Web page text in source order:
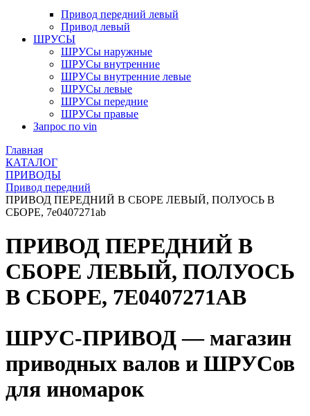
Привод передний левый
Привод левый
ШРУСЫ
ШРУСы наружные
ШРУСы внутренние
ШРУСы внутренние левые
ШРУСы левые
ШРУСы передние
ШРУСы правые
Запрос по vin
Главная
КАТАЛОГ
ПРИВОДЫ
Привод передний
ПРИВОД ПЕРЕДНИЙ В СБОРЕ ЛЕВЫЙ, ПОЛУОСЬ В
СБОРЕ, 7e0407271ab
ПРИВОД ПЕРЕДНИЙ В
СБОРЕ ЛЕВЫЙ, ПОЛУОСЬ
В СБОРЕ, 7E0407271AB
ШРУС-ПРИВОД — магазин
приводных валов и ШРУСов
для иномарок